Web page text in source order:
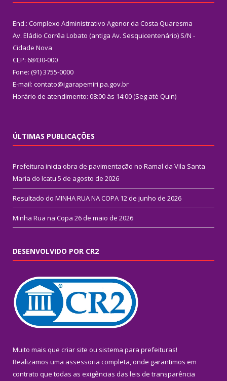
End.: Complexo Administrativo Agenor da Costa Quaresma
Av. Eládio Corrêa Lobato (antiga Av. Sesquicentenário) S/N -
Cidade Nova
CEP: 68430-000
Fone: (91) 3755-0000
E-mail: contato@igarapemiri.pa.gov.br
Horário de atendimento: 08:00 às 14:00 (Seg até Quin)
ÚLTIMAS PUBLICAÇÕES
Prefeitura inicia obra de pavimentação no Ramal da Vila Santa
Maria do Icatu 5 de agosto de 2026
Resultado do MINHA RUA NA COPA 12 de junho de 2026
Minha Rua na Copa 26 de maio de 2026
DESENVOLVIDO POR CR2
Muito mais que criar site ou sistema para prefeituras!
Realizamos uma assessoria completa, onde garantimos em
contrato que todas as exigências das leis de transparência